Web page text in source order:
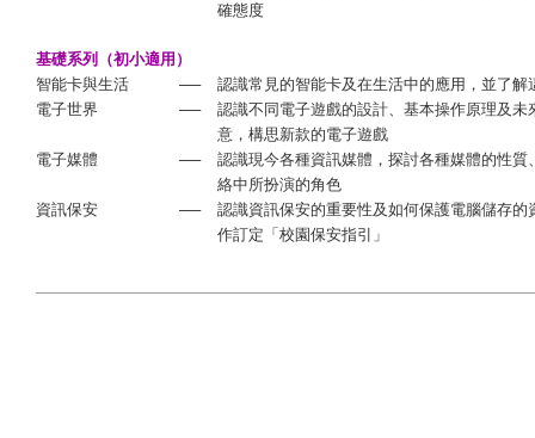
確態度
基礎系列（初小適用）
智能卡與生活
──
認識常見的智能卡及在生活中的應用，並了解
電子世界
──
認識不同電子遊戲的設計、基本操作原理及未
意，構思新款的電子遊戲
電子媒體
──
認識現今各種資訊媒體，探討各種媒體的性質
絡中所扮演的角色
資訊保安
──
認識資訊保安的重要性及如何保護電腦儲存的
作訂定「校園保安指引」